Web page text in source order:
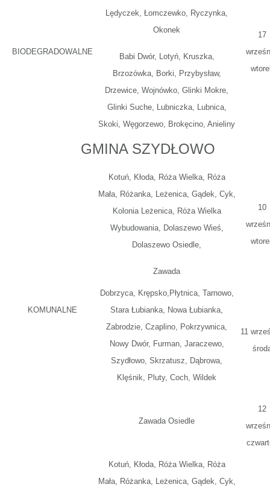
BIODEGRADOWALNE
Lędyczek, Łomczewko, Ryczynka,
Okonek
Babi Dwór, Lotyń, Kruszka,
Brzozówka, Borki, Przybysław,
Drzewice, Wojnówko, Glinki Mokre,
Glinki Suche, Lubniczka, Lubnica,
Skoki, Węgorzewo, Brokęcino, Anieliny
17
GMINA SZYDŁOWO
KOMUNALNE
Kotuń, Kłoda, Róża Wielka, Róża
Mała, Różanka, Leżenica, Gądek, Cyk,
Kolonia Leżenica, Róża Wielka
Wybudowania, Dolaszewo Wieś,
Dolaszewo Osiedle,
Zawada
10
Dobrzyca, Krępsko,Płytnica, Tarnowo,
Stara Łubianka, Nowa Łubianka,
Zabrodzie, Czaplino, Pokrzywnica,
Nowy Dwór, Furman, Jaraczewo,
Szydłowo, Skrzatusz, Dąbrowa,
Klęśnik, Pluty, Coch, Wildek
11
Zawada Osiedle
12
Kotuń, Kłoda, Róża Wielka, Róża
Mała, Różanka, Leżenica, Gądek, Cyk,